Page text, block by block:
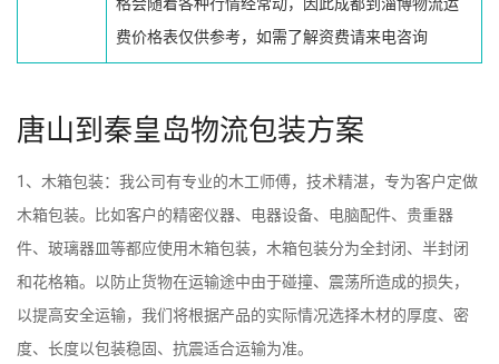
费价格表仅供参考，如需了解资费请来电咨询
唐山到秦皇岛物流包装方案
1、木箱包装：我公司有专业的木工师傅，技术精湛，专为客户定做
木箱包装。比如客户的精密仪器、电器设备、电脑配件、贵重器
件、玻璃器皿等都应使用木箱包装，木箱包装分为全封闭、半封闭
和花格箱。以防止货物在运输途中由于碰撞、震荡所造成的损失，
以提高安全运输，我们将根据产品的实际情况选择木材的厚度、密
度、长度以包装稳固、抗震适合运输为准。